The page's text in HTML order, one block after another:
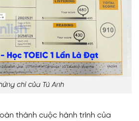
chỉ của Tú Anh
thành cuộc hành trình của